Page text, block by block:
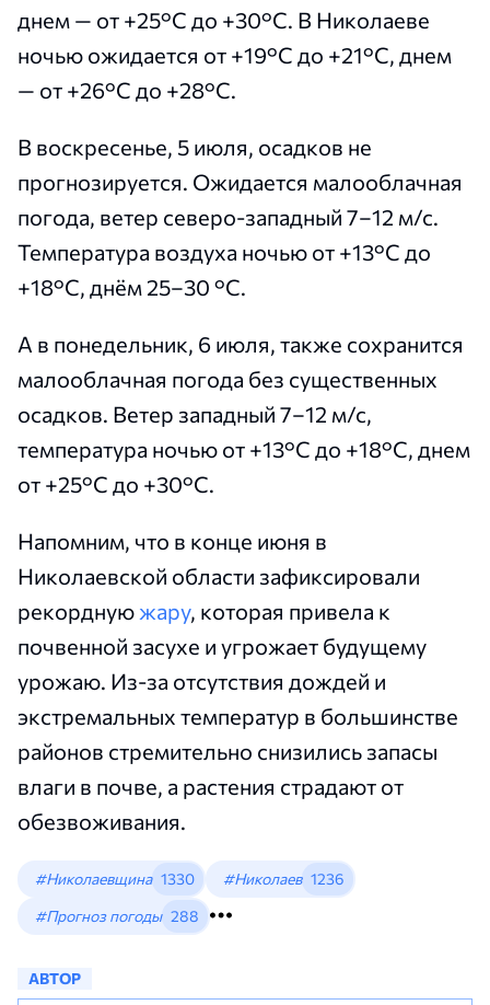
днем — от +25°С до +30°С. В Николаеве
ночью ожидается от +19°С до +21°С, днем
— от +26°С до +28°С.
В воскресенье, 5 июля, осадков не
прогнозируется. Ожидается малооблачная
погода, ветер северо-западный 7–12 м/с.
Температура воздуха ночью от +13°С до
+18°С, днём 25–30 °С.
А в понедельник, 6 июля, также сохранится
малооблачная погода без существенных
осадков. Ветер западный 7–12 м/с,
температура ночью от +13°С до +18°С, днем
от +25°С до +30°С.
Напомним, что в конце июня в
Николаевской области зафиксировали
рекордную жару, которая привела к
почвенной засухе и угрожает будущему
урожаю. Из-за отсутствия дождей и
экстремальных температур в большинстве
районов стремительно снизились запасы
влаги в почве, а растения страдают от
обезвоживания.
#Николаевщина 1330 #Николаев 1236
#Прогноз погоды 288
АВТОР